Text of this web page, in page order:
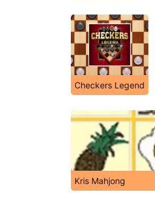
Checkers Legend
Kris Mahjong